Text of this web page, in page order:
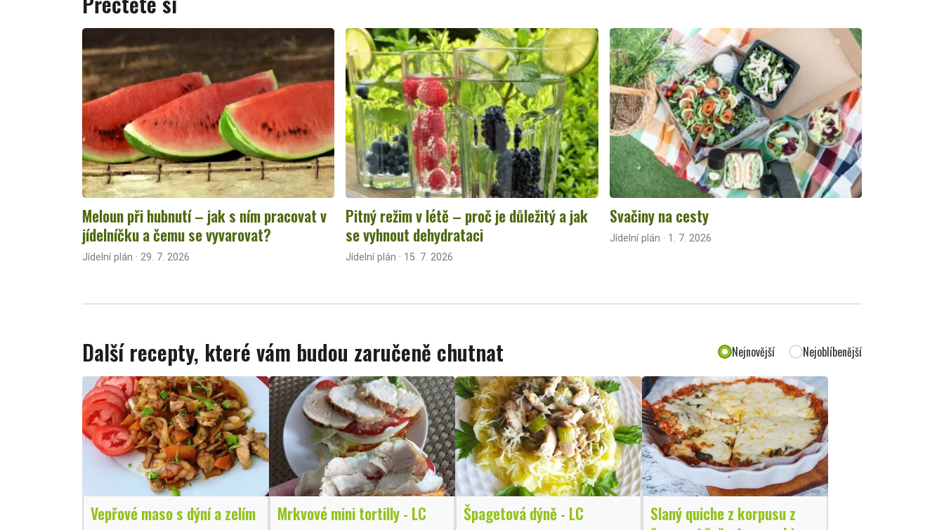
Meloun při hubnutí – jak s ním pracovat v
jídelníčku a čemu se vyvarovat?
Jídelní plán · 29. 7. 2026
Pitný režim v létě – proč je důležitý a jak
se vyhnout dehydrataci
Jídelní plán · 15. 7. 2026
Svačiny na cesty
Jídelní plán · 1. 7. 2026
Další recepty, které vám budou zaručeně chutnat Nejnovější Nejoblíbenější
Vepřové maso s dýní a zelím Mrkvové mini tortilly - LC Špagetová dýně - LC
Slaný quiche z korpusu z